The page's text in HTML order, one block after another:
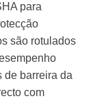
para
são rotulados
de barreira da
com